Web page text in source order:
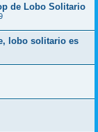
de Lobo Solitario
lobo solitario es